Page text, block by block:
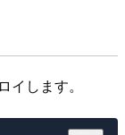
します。